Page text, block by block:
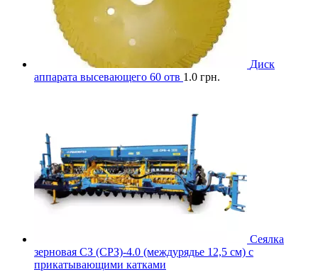
Диск
аппарата высевающего 60 отв 1.0 грн.
Сеялка
зерновая СЗ (СРЗ)-4.0 (междурядье 12,5 см) с
прикатывающими катками